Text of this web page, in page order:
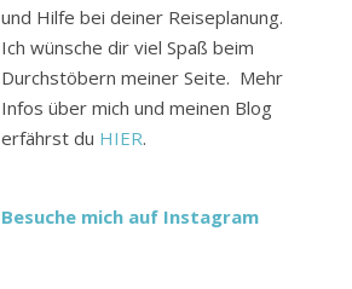
und Hilfe bei deiner Reiseplanung.
Ich wünsche dir viel Spaß beim
Durchstöbern meiner Seite. Mehr
Infos über mich und meinen Blog
erfährst du HIER.
Besuche mich auf Instagram